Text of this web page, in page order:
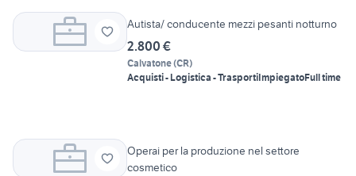
Autista/ conducente mezzi pesanti notturno
2.800 €
Calvatone(CR)
Acquisti - Logistica - TrasportiImpiegatoFull time
Operai per la produzione nel settore
cosmetico